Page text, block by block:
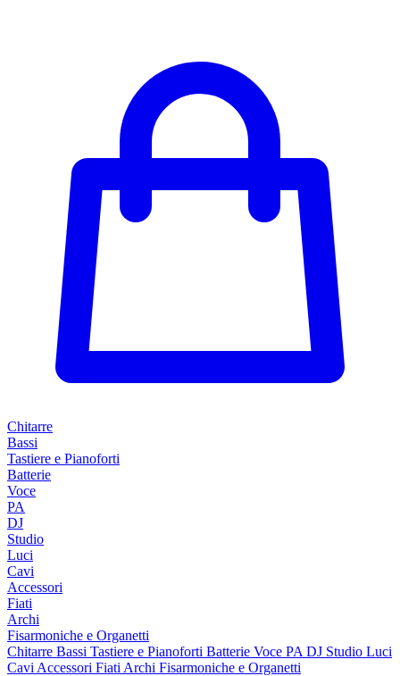
Chitarre
Bassi
Tastiere e Pianoforti
Batterie
Voce
PA
DJ
Studio
Luci
Cavi
Accessori
Fiati
Archi
Fisarmoniche e Organetti
Chitarre Bassi Tastiere e Pianoforti Batterie Voce PA DJ Studio Luci
Cavi Accessori Fiati Archi Fisarmoniche e Organetti